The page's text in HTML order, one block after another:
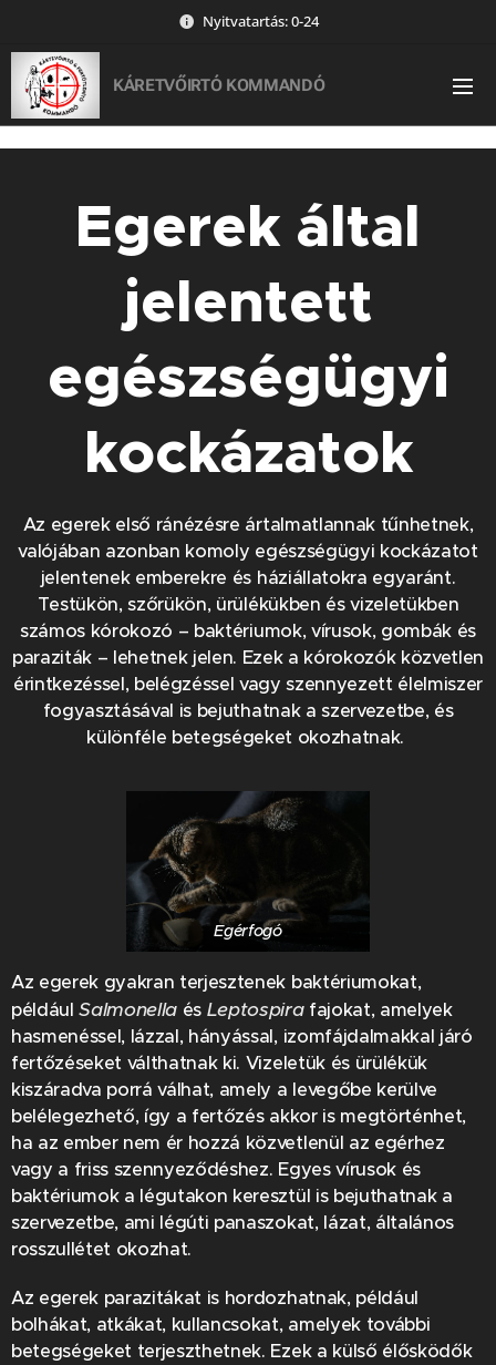
Nyitvatartás: 0-24
KÁRETVŐIRTÓ KOMMANDÓ
Egerek által
jelentett
egészségügyi
kockázatok
Az egerek első ránézésre ártalmatlannak tűnhetnek,
valójában azonban komoly egészségügyi kockázatot
jelentenek emberekre és háziállatokra egyaránt.
Testükön, szőrükön, ürülékükben és vizeletükben
számos kórokozó – baktériumok, vírusok, gombák és
paraziták – lehetnek jelen. Ezek a kórokozók közvetlen
érintkezéssel, belégzéssel vagy szennyezett élelmiszer
fogyasztásával is bejuthatnak a szervezetbe, és
különféle betegségeket okozhatnak.
Egérfogó
Az egerek gyakran terjesztenek baktériumokat,
példáulSalmonellaés Leptospirafajokat, amelyek
hasmenéssel, lázzal, hányással, izomfájdalmakkal járó
fertőzéseket válthatnak ki. Vizeletük és ürülékük
kiszáradva porrá válhat, amely a levegőbe kerülve
belélegezhető, így a fertőzés akkor is megtörténhet,
ha az ember nem ér hozzá közvetlenül az egérhez
vagy a friss szennyeződéshez. Egyes vírusok és
baktériumok a légutakon keresztül is bejuthatnak a
szervezetbe, ami légúti panaszokat, lázat, általános
rosszullétet okozhat.
Az egerek parazitákat is hordozhatnak, például
bolhákat, atkákat, kullancsokat, amelyek további
betegségeket terjeszthetnek. Ezek a külső élősködők